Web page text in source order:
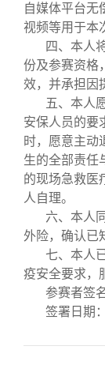
自媒体平台无
视频等用于本
四、本人
份及参赛资格
效，并承担因
五、本人
安保人员的要
时，愿意主动
生的全部责任
的现场急救医
人自理。
六、本人
外险，确认已
七、本人
疫安全要求，
参赛者签名
签署日期：